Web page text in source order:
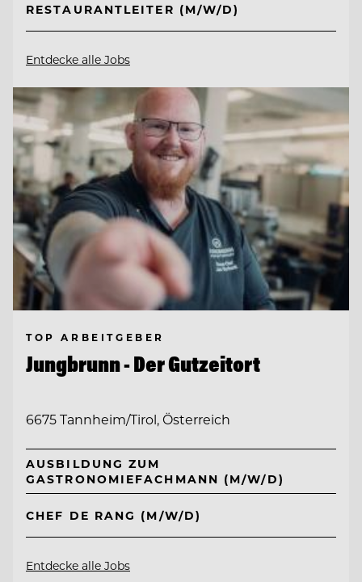
RESTAURANTLEITER (M/W/D)
Entdecke alle Jobs
TOP ARBEITGEBER
Jungbrunn - Der Gutzeitort
6675 Tannheim/Tirol, Österreich
AUSBILDUNG ZUM
GASTRONOMIEFACHMANN (M/W/D)
CHEF DE RANG (M/W/D)
Entdecke alle Jobs